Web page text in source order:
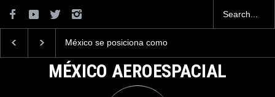
La industria naval mexicana
la Armada de México
Mundial 2026 ocurrió
aeropuertos
MÉXICO AEROESPACIAL